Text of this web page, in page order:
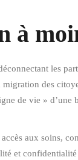
à
les
migration des
de vie » d’une
aux soins,
et confidentialité